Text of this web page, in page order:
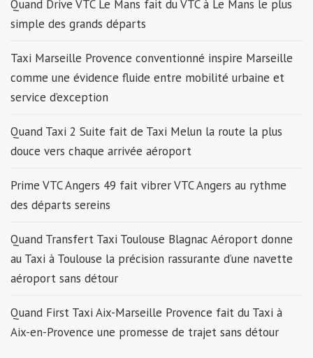
Quand Drive VTC Le Mans fait du VTC à Le Mans le plus
simple des grands départs
Taxi Marseille Provence conventionné inspire Marseille
comme une évidence fluide entre mobilité urbaine et
service d’exception
Quand Taxi 2 Suite fait de Taxi Melun la route la plus
douce vers chaque arrivée aéroport
Prime VTC Angers 49 fait vibrer VTC Angers au rythme
des départs sereins
Quand Transfert Taxi Toulouse Blagnac Aéroport donne
au Taxi à Toulouse la précision rassurante d’une navette
aéroport sans détour
Quand First Taxi Aix-Marseille Provence fait du Taxi à
Aix-en-Provence une promesse de trajet sans détour